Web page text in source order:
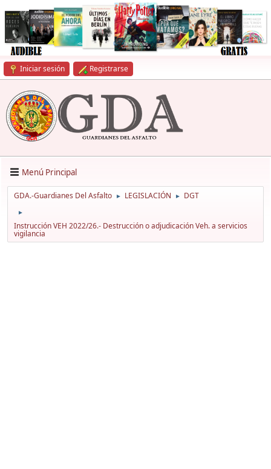
Iniciar sesión Registrarse
Menú Principal
GDA.-Guardianes Del Asfalto ► LEGISLACIÓN ► DGT
►
Instrucción VEH 2022/26.- Destrucción o adjudicación Veh. a servicios
vigilancia